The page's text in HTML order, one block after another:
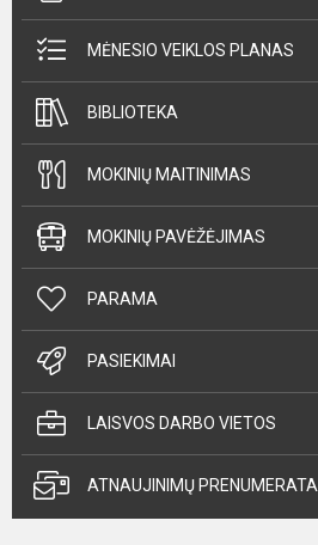
MĖNESIO VEIKLOS PLANAS
BIBLIOTEKA
MOKINIŲ MAITINIMAS
MOKINIŲ PAVĖŽĖJIMAS
PARAMA
PASIEKIMAI
LAISVOS DARBO VIETOS
ATNAUJINIMŲ PRENUMERATA